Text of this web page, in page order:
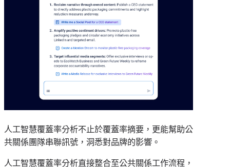
人工智慧覆蓋率分析不止於覆蓋率摘要，更能幫助公
共關係團隊串聯訊號，洞悉對品牌的影響。
人工智慧覆蓋率分析直接整合至公共關係工作流程，